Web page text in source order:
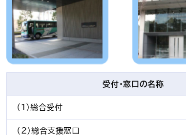
受付・窓口の名称
（1）総合受付
（2）総合支援窓口